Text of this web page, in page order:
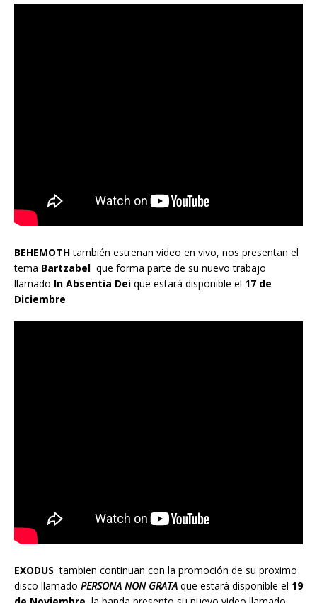
BEHEMOTHtambién estrenan video en vivo, nos presentan el
tema Bartzabel que forma parte de su nuevo trabajo
llamado In Absentia Dei que estará disponible el 17 de
Diciembre
EXODUS tambien continuan con la promoción de su proximo
disco llamado PERSONA NON GRATA que estará disponible el 19